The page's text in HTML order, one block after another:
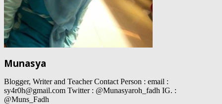
Munasya
Blogger, Writer and Teacher Contact Person : email :
sy4r0h@gmail.com Twitter : @Munasyaroh_fadh IG. :
@Muns_Fadh